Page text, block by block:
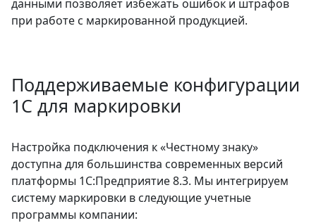
данными позволяет избежать ошибок и штрафов
при работе с маркированной продукцией.
Поддерживаемые конфигурации
1С для маркировки
Настройка подключения к «Честному знаку»
доступна для большинства современных версий
платформы 1С:Предприятие 8.3. Мы интегрируем
систему маркировки в следующие учетные
программы компании: